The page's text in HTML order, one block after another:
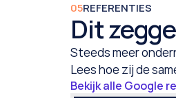
REFERENTIES
05
Dit
Steeds meer
Lees hoe zij de
Bekijk alle Google